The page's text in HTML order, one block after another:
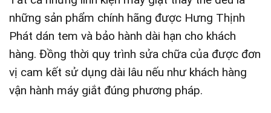
những sản phẩm chính hãng được Hưng Thịnh
Phát dán tem và bảo hành dài hạn cho khách
hàng. Đồng thời quy trình sửa chữa của được đơn
vị cam kết sử dụng dài lâu nếu như khách hàng
vận hành máy giắt đúng phương pháp.